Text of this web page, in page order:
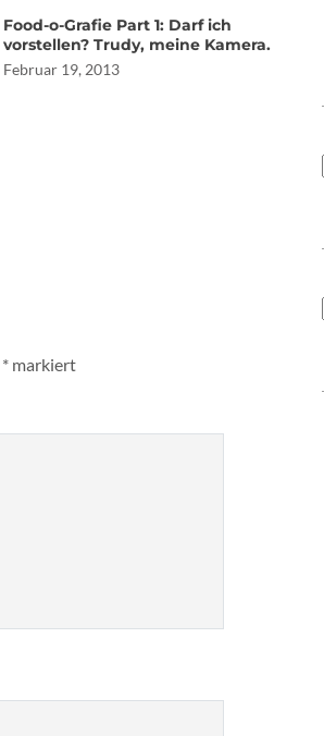
Food-o-Grafie Part 1: Darf ich
vorstellen? Trudy, meine Kamera.
Februar 19, 2013
* markiert